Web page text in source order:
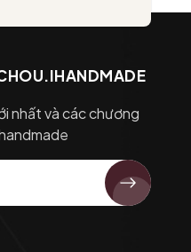
nhất và các chương